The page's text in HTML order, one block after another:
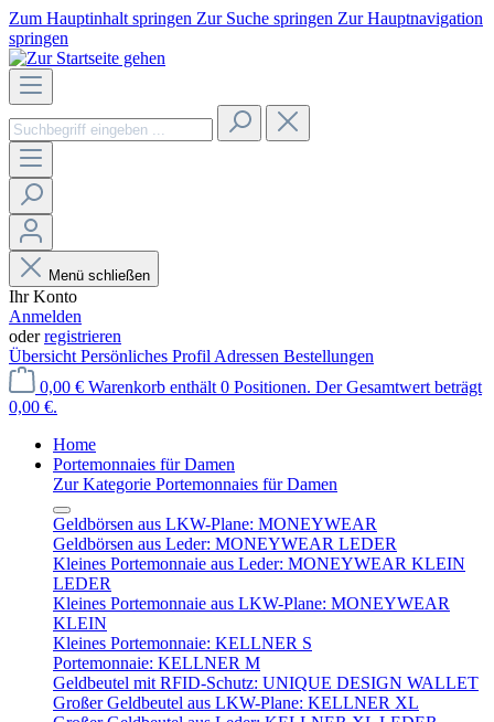
Zum Hauptinhalt springen Zur Suche springen Zur Hauptnavigation
springen
Menü schließen
Ihr Konto
Anmelden
oderregistrieren
Übersicht Persönliches Profil Adressen Bestellungen
0,00 € Warenkorb enthält 0 Positionen. Der Gesamtwert beträgt
0,00 €.
Home
Portemonnaies für Damen
Zur Kategorie Portemonnaies für Damen
Geldbörsen aus LKW-Plane: MONEYWEAR
Geldbörsen aus Leder: MONEYWEAR LEDER
Kleines Portemonnaie aus Leder: MONEYWEAR KLEIN
LEDER
Kleines Portemonnaie aus LKW-Plane: MONEYWEAR
KLEIN
Kleines Portemonnaie: KELLNER S
Portemonnaie: KELLNER M
Geldbeutel mit RFID-Schutz: UNIQUE DESIGN WALLET
Großer Geldbeutel aus LKW-Plane: KELLNER XL